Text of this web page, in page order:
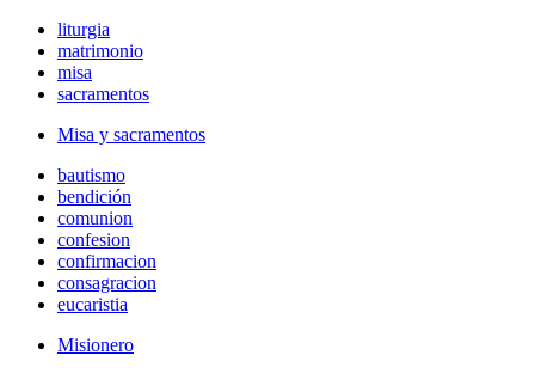
liturgia
matrimonio
misa
sacramentos
Misa y sacramentos
bautismo
bendición
comunion
confesion
confirmacion
consagracion
eucaristia
Misionero